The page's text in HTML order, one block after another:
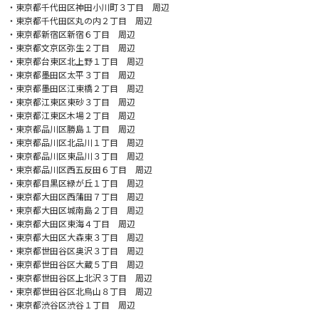
・東京都千代田区神田小川町３丁目 周辺
・東京都千代田区丸の内２丁目 周辺
・東京都新宿区新宿６丁目 周辺
・東京都文京区弥生２丁目 周辺
・東京都台東区北上野１丁目 周辺
・東京都墨田区太平３丁目 周辺
・東京都墨田区江東橋２丁目 周辺
・東京都江東区東砂３丁目 周辺
・東京都江東区木場２丁目 周辺
・東京都品川区勝島１丁目 周辺
・東京都品川区北品川１丁目 周辺
・東京都品川区東品川３丁目 周辺
・東京都品川区西五反田６丁目 周辺
・東京都目黒区緑が丘１丁目 周辺
・東京都大田区西蒲田７丁目 周辺
・東京都大田区城南島２丁目 周辺
・東京都大田区東海４丁目 周辺
・東京都大田区大森東３丁目 周辺
・東京都世田谷区奥沢３丁目 周辺
・東京都世田谷区大蔵５丁目 周辺
・東京都世田谷区上北沢３丁目 周辺
・東京都世田谷区北烏山８丁目 周辺
・東京都渋谷区渋谷１丁目 周辺